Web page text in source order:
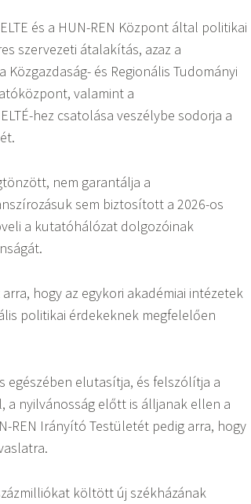
és a HUN-REN Központ által politikai
szervezeti átalakítás, azaz a
és Regionális Tudományi
valamint a
hez csatolása veszélybe sodorja a
nem garantálja a
sem biztosított a 2026-os
a kutatóhálózat dolgozóinak
hogy az egykori akadémiai intézetek
politikai érdekeknek megfelelően
egészében elutasítja, és felszólítja a
a nyilvánosság előtt is álljanak ellen a
REN Irányító Testületét pedig arra, hogy
költött új székházának